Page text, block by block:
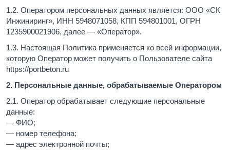
1.2. Оператором персональных данных является: ООО «СК
Инжиниринг», ИНН 5948071058, КПП 594801001, ОГРН
1235900021906, далее — «Оператор».
1.3. Настоящая Политика применяется ко всей информации,
которую Оператор может получить о Пользователе сайта
https://portbeton.ru
2. Персональные данные, обрабатываемые Оператором
2.1. Оператор обрабатывает следующие персональные
данные:
— ФИО;
— номер телефона;
— адрес электронной почты;